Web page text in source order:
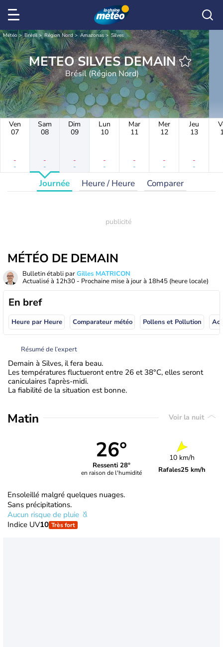
Météo Brésil Région Nord Amazonas Silves
METEO SILVES DEMAIN
Brésil (Région Nord)
Ven
07
-
-
Sam
08
-
-
Dim
09
-
-
Lun
10
-
-
Mar
11
-
-
Mer
12
-
-
Jeu
13
-
-
Journée Heure / Heure Comparer
MÉTÉO DE DEMAIN
Bulletin établi parGilles MATRICON
Actualisé à 12h30 - Prochaine mise à jour à 18h45 (heure locale)
En bref
Heure par Heure Comparateur météo Pollens et Pollution
Résumé de l’expert
Demain à Silves, il fera beau.
Les températures fluctueront entre 26 et 38°C, elles seront
caniculaires l'après-midi.
La fiabilité de la situation est bonne.
Matin Voir la nuit
26°
Ressenti 28°
en raison de l'humidité
10 km/h
Rafales25 km/h
Ensoleillé malgré quelques nuages.
Sans précipitations.
Aucun risque de pluie
Indice UV10 Très fort